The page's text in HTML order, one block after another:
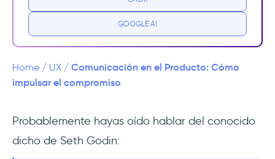
1- Encuestas in-app
3- Anuncios de funciones
5- Hotspots y tooltips de onboarding
GOOGLE AI
Home / UX / Comunicación en el Producto: Cómo
impulsar el compromiso
Probablemente hayas oído hablar del conocido
dicho de Seth Godin: